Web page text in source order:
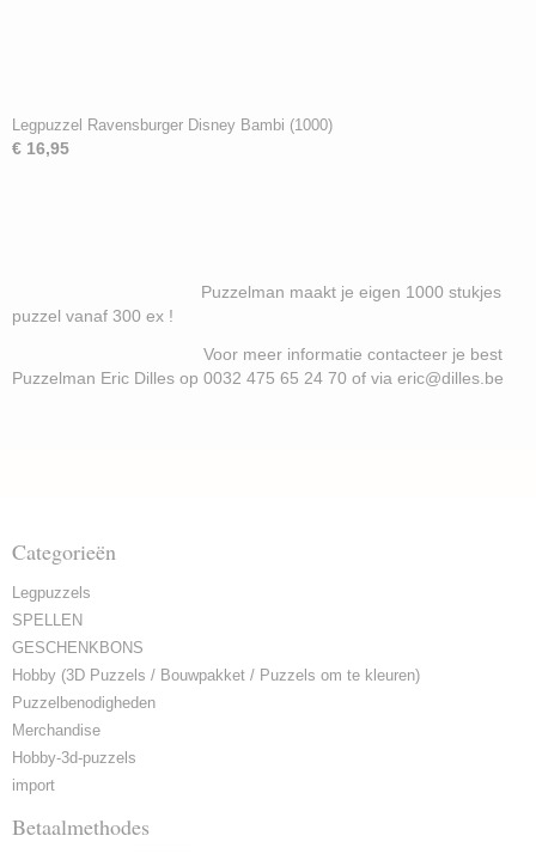
Legpuzzel Ravensburger Disney Bambi (1000)
€ 16,95
Puzzelman maakt je eigen 1000 stukjes
puzzel vanaf 300 ex !
Voor meer informatie contacteer je best
Puzzelman Eric Dilles op 0032 475 65 24 70 of via eric@dilles.be
Categorieën
Legpuzzels
SPELLEN
GESCHENKBONS
Hobby (3D Puzzels / Bouwpakket / Puzzels om te kleuren)
Puzzelbenodigheden
Merchandise
Hobby-3d-puzzels
import
Betaalmethodes